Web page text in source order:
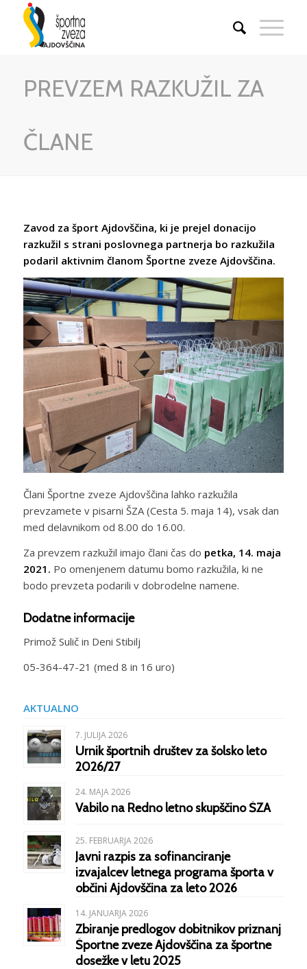
PREVZEM RAZKUŽIL ZA
ČLANE
Zavod za šport Ajdovščina, ki je prejel donacijo
razkužil s strani poslovnega partnerja bo razkužila
podaril aktivnim članom Športne zveze Ajdovščina.
Člani Športne zveze Ajdovščina lahko razkužila
prevzamete v pisarni ŠZA (Cesta 5. maja 14), vsak dan
med delavnikom od 8.00 do 16.00.
Za prevzem razkužil imajo člani čas do petka, 14. maja
2021. Po omenjenem datumu bomo razkužila, ki ne
bodo prevzeta podarili v dobrodelne namene.
Dodatne informacije
Primož Sulič in Deni Stibilj
05-364-47-21 (med 8 in 16 uro)
AKTUALNO
7. JULIJA 2026
Urnik športnih društev za šolsko leto
2026/27
24. MAJA 2026
Vabilo na Redno letno skupščino ŠZA
25. FEBRUARJA 2026
Javni razpis za sofinanciranje
izvajalcev letnega programa športa v
občini Ajdovščina za leto 2026
14. JANUARJA 2026
Zbiranje predlogov dobitnikov priznanj
Športne zveze Ajdovščina za športne
dosežke v letu 2025